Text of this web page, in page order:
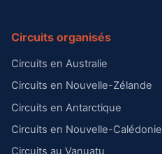
Circuits organisés
Circuits en Australie
Circuits en Nouvelle-Zélande
Circuits en Antarctique
Circuits en Nouvelle-Calédonie